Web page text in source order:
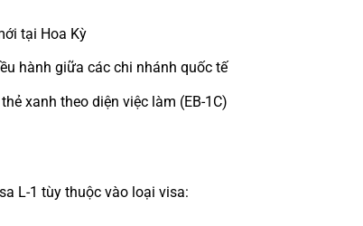
tại Hoa Kỳ
hành giữa các chi nhánh quốc tế
xanh theo diện việc làm (EB-1C)
L-1 tùy thuộc vào loại visa: